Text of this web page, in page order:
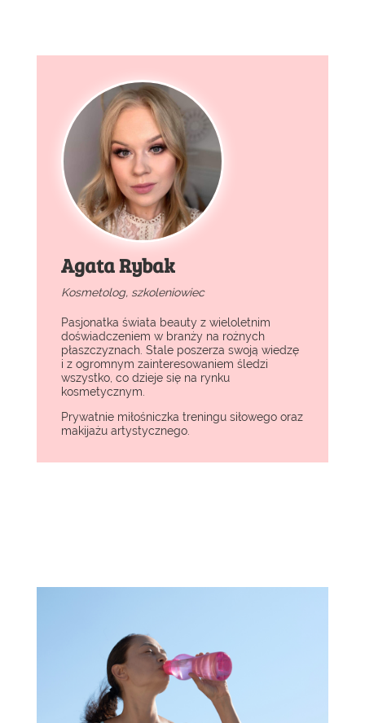
Agata Rybak
Kosmetolog, szkoleniowiec
Pasjonatka świata beauty z wieloletnim
doświadczeniem w branży na rożnych
płaszczyznach. Stale poszerza swoją wiedzę
i z ogromnym zainteresowaniem śledzi
wszystko, co dzieje się na rynku
kosmetycznym.
Prywatnie miłośniczka treningu siłowego oraz
makijażu artystycznego.